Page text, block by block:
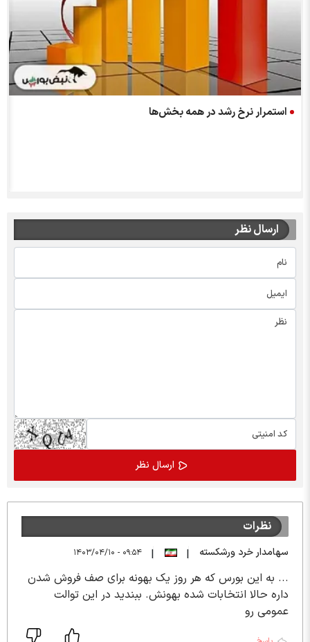
استمرار نرخ رشد در همه بخش‌ها
ارسال نظر
نظرات
سهامدار خرد ورشکسته ۰۹:۵۴ - ۱۴۰۳/۰۴/۱۰
... به این بورس که هر روز یک بهونه برای صف فروش شدن
داره حالا انتخابات شده بهونش. ببندید در این توالت
عمومی رو